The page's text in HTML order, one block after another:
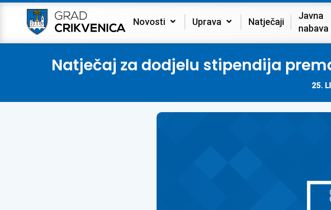
Novosti Uprava Natječaji
Javna
nabava
Natječaj za dodjelu stipendija
25.